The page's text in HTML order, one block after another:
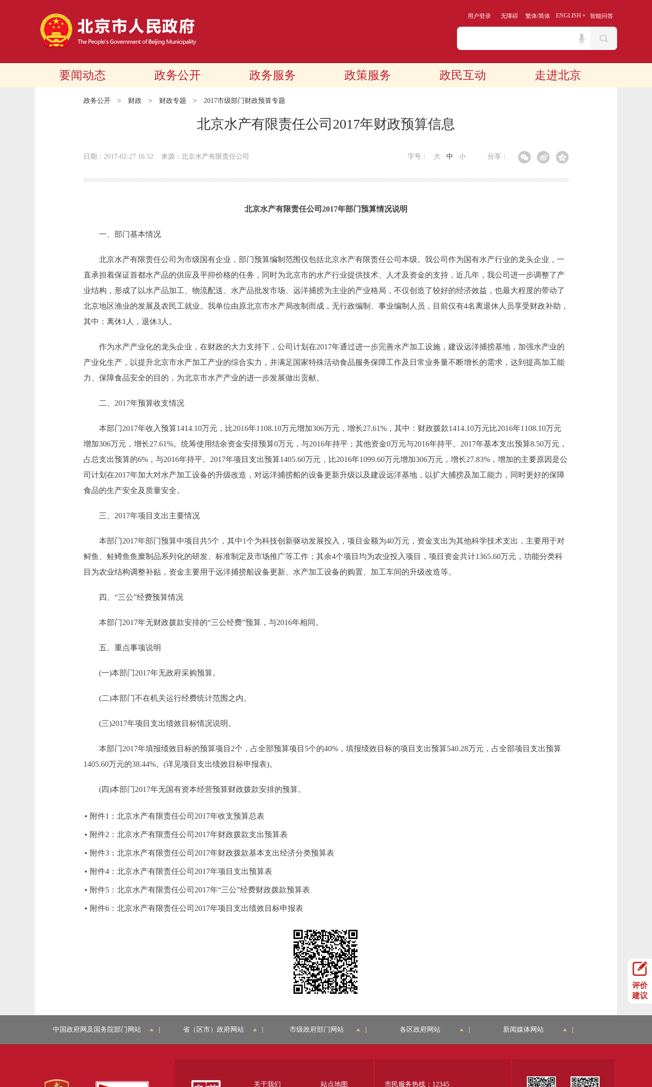
用户登录 无障碍 繁体/简体 ENGLISH 智能问答
要闻动态 政务公开 政务服务 政策服务 政民互动 走进北京
政务公开 > 财政 > 财政专题 > 2017市级部门财政预算专题
北京水产有限责任公司2017年财政预算信息
日期：2017-02-27 16:52 来源：北京水产有限责任公司 分享：
字号： 大 中 小
北京水产有限责任公司2017年部门预算情况说明
一、部门基本情况
北京水产有限责任公司为市级国有企业，部门预算编制范围仅包括北京水产有限责任公司本级。我公司作为国有水产行业的龙头企业，一
直承担着保证首都水产品的供应及平抑价格的任务，同时为北京市的水产行业提供技术、人才及资金的支持，近几年，我公司进一步调整了产
业结构，形成了以水产品加工、物流配送、水产品批发市场、远洋捕捞为主业的产业格局，不仅创造了较好的经济效益，也最大程度的带动了
北京地区渔业的发展及农民工就业。我单位由原北京市水产局改制而成，无行政编制、事业编制人员，目前仅有4名离退休人员享受财政补助，
其中：离休1人，退休3人。
作为水产产业化的龙头企业，在财政的大力支持下，公司计划在2017年通过进一步完善水产加工设施，建设远洋捕捞基地，加强水产业的
产业化生产，以提升北京市水产加工产业的综合实力，并满足国家特殊活动食品服务保障工作及日常业务量不断增长的需求，达到提高加工能
力、保障食品安全的目的，为北京市水产产业的进一步发展做出贡献。
二、2017年预算收支情况
本部门2017年收入预算1414.10万元，比2016年1108.10万元增加306万元，增长27.61%，其中：财政拨款1414.10万元比2016年1108.10万元
增加306万元，增长27.61%。统筹使用结余资金安排预算0万元，与2016年持平；其他资金0万元与2016年持平。2017年基本支出预算8.50万元，
占总支出预算的6%，与2016年持平。2017年项目支出预算1405.60万元，比2016年1099.60万元增加306万元，增长27.83%，增加的主要原因是公
司计划在2017年加大对水产加工设备的升级改造，对远洋捕捞船的设备更新升级以及建设远洋基地，以扩大捕捞及加工能力，同时更好的保障
食品的生产安全及质量安全。
三、2017年项目支出主要情况
本部门2017年部门预算中项目共5个，其中1个为科技创新驱动发展投入，项目金额为40万元，资金支出为其他科学技术支出，主要用于对
鲟鱼、鲑鳟鱼鱼糜制品系列化的研发、标准制定及市场推广等工作；其余4个项目均为农业投入项目，项目资金共计1365.60万元，功能分类科
目为农业结构调整补贴，资金主要用于远洋捕捞船设备更新、水产加工设备的购置、加工车间的升级改造等。
四、“三公”经费预算情况
本部门2017年无财政拨款安排的“三公经费”预算，与2016年相同。
五、重点事项说明
(一)本部门2017年无政府采购预算。
(二)本部门不在机关运行经费统计范围之内。
(三)2017年项目支出绩效目标情况说明。
本部门2017年填报绩效目标的预算项目2个，占全部预算项目5个的40%，填报绩效目标的项目支出预算540.28万元，占全部项目支出预算
1405.60万元的38.44%。(详见项目支出绩效目标申报表)。
(四)本部门2017年无国有资本经营预算财政拨款安排的预算。
附件1：北京水产有限责任公司2017年收支预算总表
附件2：北京水产有限责任公司2017年财政拨款支出预算表
附件3：北京水产有限责任公司2017年财政拨款基本支出经济分类预算表
附件4：北京水产有限责任公司2017年项目支出预算表
附件5：北京水产有限责任公司2017年“三公”经费财政拨款预算表
附件6：北京水产有限责任公司2017年项目支出绩效目标申报表
评价
建议
中国政府网及国务院部门网站 省（区市）政府网站 市级政府部门网站 各区政府网站 新闻媒体网站
关于我们 站点地图 市民服务热线：12345